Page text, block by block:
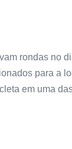
rondas no
para a
em uma